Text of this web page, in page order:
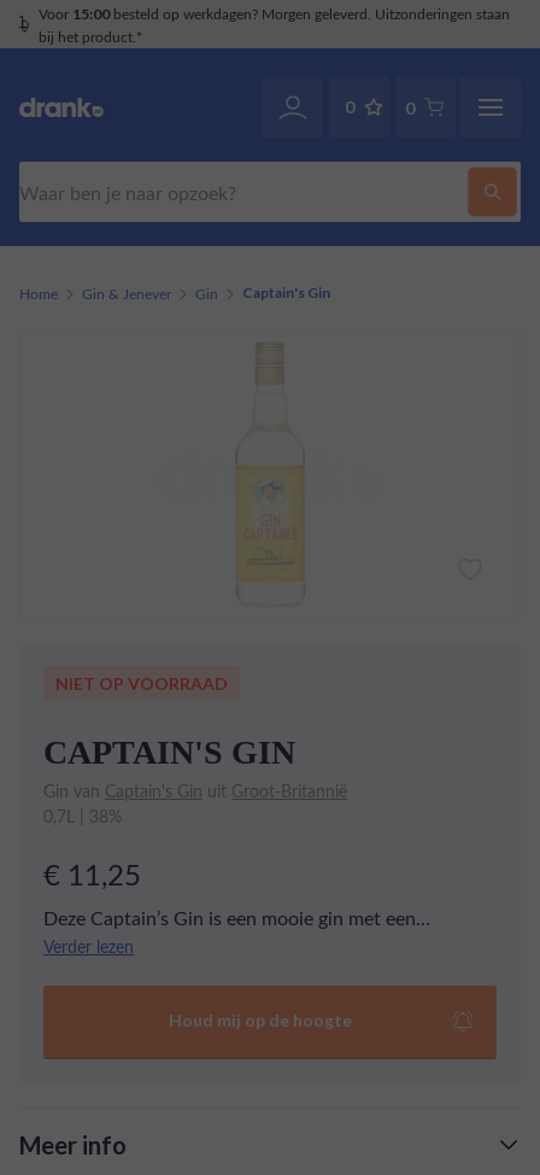
staan
Klantenservice 070-2141946. Ook via WhatsApp.
0 0
Home Gin & Jenever Gin Captain's Gin
NIET OP VOORRAAD
CAPTAIN'S GIN
Gin van Captain's Gin uit Groot-Britannië
0,7L | 38%
€ 11,25
Deze Captain’s Gin is een mooie gin met een
geweldige prijs / kwaliteit verhouding. Mooie tonen
Verder lezen
Houd mij op de hoogte
Meer info